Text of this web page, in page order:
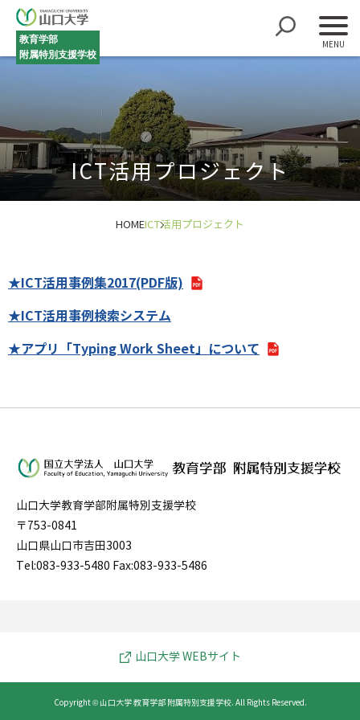
教育学部
附属特別支援学校
ICT活用プロジェクト
HOMEICT活用プロジェクト
★ICT活用事例集2017(PDF版)
★ICT活用事例検索システム
★アプリ「Typing Work Sheet」について
山口大学教育学部附属特別支援学校
〒753-0841
山口県山口市吉田3003
Tel:083-933-5480 Fax:083-933-5486
山口大学 WEBサイト
Copyright © 山口大学 教育学部 附属特別支援学校. All Rights Reserved.